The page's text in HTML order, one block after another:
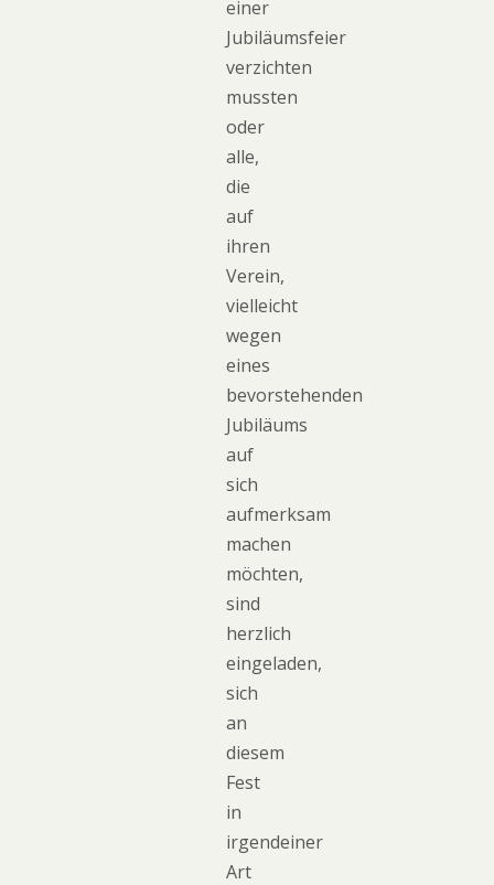
einer
Jubiläumsfeier
verzichten
mussten
oder
alle,
die
auf
ihren
Verein,
vielleicht
wegen
eines
bevorstehenden
Jubiläums
auf
sich
aufmerksam
machen
möchten,
sind
herzlich
eingeladen,
sich
an
diesem
Fest
in
irgendeiner
Art